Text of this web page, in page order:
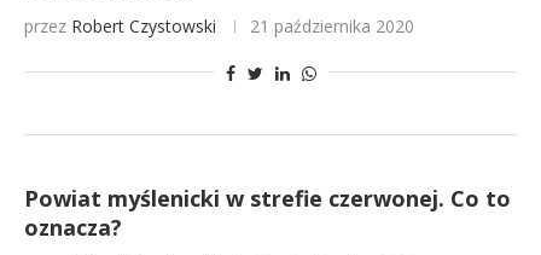
przez Robert Czystowski 21 października 2020
Powiat myślenicki w strefie czerwonej. Co to
oznacza?